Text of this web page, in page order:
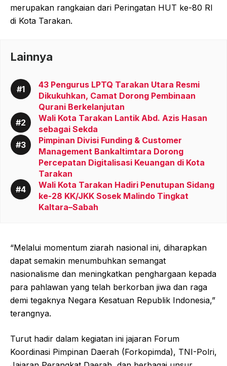
merupakan rangkaian dari Peringatan HUT ke-80 RI
di Kota Tarakan.
Lainnya
43 Pengurus LPTQ Tarakan Utara Resmi
Dikukuhkan, Camat Dorong Pembinaan
Qurani Berkelanjutan
Wali Kota Tarakan Lantik Abd. Azis Hasan
sebagai Sekda
Pimpinan Divisi Funding & Customer
Management Bankaltimtara Dorong
Percepatan Digitalisasi Keuangan di Kota
Tarakan
Wali Kota Tarakan Hadiri Penutupan Sidang
ke-28 KK/JKK Sosek Malindo Tingkat
Kaltara–Sabah
“Melalui momentum ziarah nasional ini, diharapkan
dapat semakin menumbuhkan semangat
nasionalisme dan meningkatkan penghargaan kepada
para pahlawan yang telah berkorban jiwa dan raga
demi tegaknya Negara Kesatuan Republik Indonesia,”
terangnya.
Turut hadir dalam kegiatan ini jajaran Forum
Koordinasi Pimpinan Daerah (Forkopimda), TNI-Polri,